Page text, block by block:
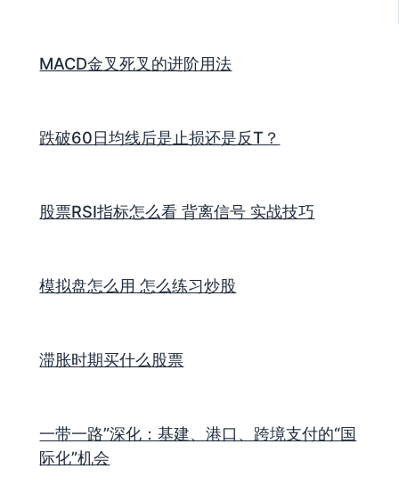
MACD金叉死叉的进阶用法
跌破60日均线后是止损还是反T？
股票RSI指标怎么看 背离信号 实战技巧
模拟盘怎么用 怎么练习炒股
滞胀时期买什么股票
一带一路”深化：基建、港口、跨境支付的“国
际化”机会